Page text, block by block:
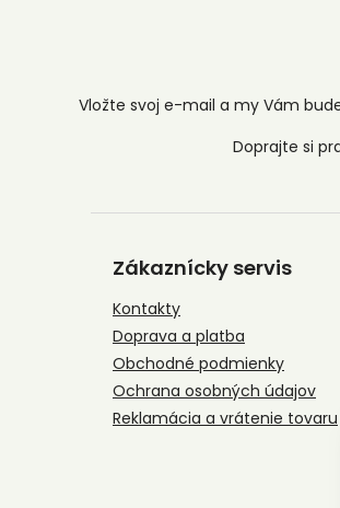
Vložte svoj e-mail a my Vám
Zákaznícky servis
Kontakty
Doprava a platba
Obchodné podmienky
Ochrana osobných údajov
Reklamácia a vrátenie tovaru